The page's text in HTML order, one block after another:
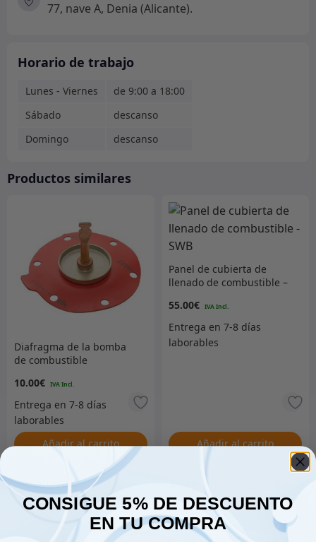
77, nave A, Denia (Alicante).
Horario de trabajo
Lunes - Viernes
de 9:00 a 18:00
Sábado
descanso
Domingo
descanso
Productos similares
Diafragma de la bomba
de combustible
10.00€
Añadir al carrito
Panel de cubierta de
llenado de combustible –
55.00€
Añadir al carrito
Filtro de combustible –
CONSIGUE 5% DE DESCUENTO
EN TU COMPRA